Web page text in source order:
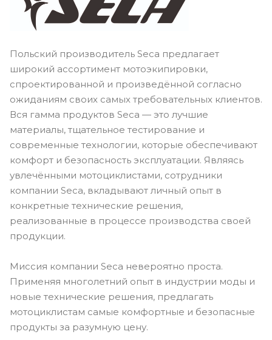
Польский производитель Seca предлагает
широкий ассортимент мотоэкипировки,
спроектированной и произведённой согласно
ожиданиям своих самых требовательных клиентов.
Вся гамма продуктов Seca — это лучшие
материалы, тщательное тестирование и
современные технологии, которые обеспечивают
комфорт и безопасность эксплуатации. Являясь
увлечёнными мотоциклистами, сотрудники
компании Seca, вкладывают личный опыт в
конкретные технические решения,
реализованные в процессе производства своей
продукции.
Миссия компании Seca невероятно проста.
Применяя многолетний опыт в индустрии моды и
новые технические решения, предлагать
мотоциклистам самые комфортные и безопасные
продукты за разумную цену.